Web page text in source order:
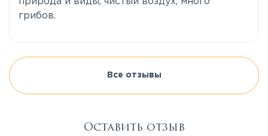
грибов.
Все отзывы
Оставить отзыв